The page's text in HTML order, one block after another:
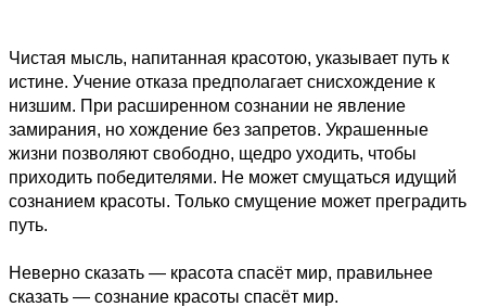
Чистая мысль, напитанная красотою, указывает путь к
истине. Учение отказа предполагает снисхождение к
низшим. При расширенном сознании не явление
замирания, но хождение без запретов. Украшенные
жизни позволяют свободно, щедро уходить, чтобы
приходить победителями. Не может смущаться идущий
сознанием красоты. Только смущение может преградить
путь.
Неверно сказать — красота спасёт мир, правильнее
сказать — сознание красоты спасёт мир.